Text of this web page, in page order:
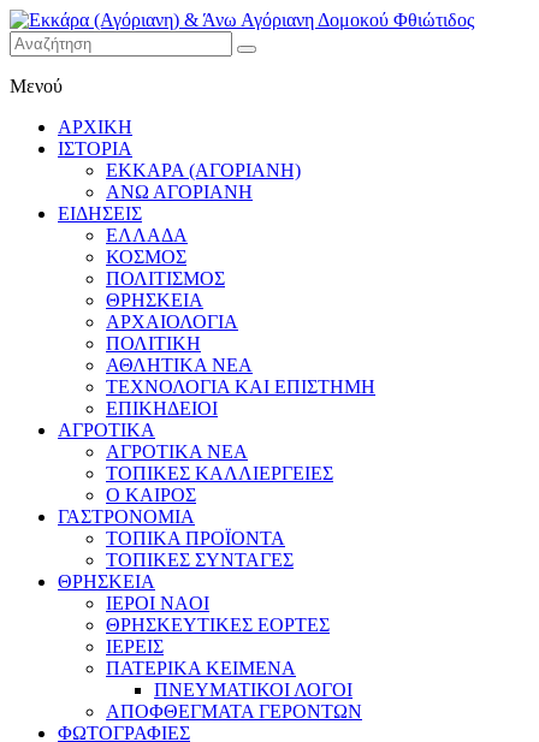
Εκκάρα
(Αγόριανη)
& Άνω
Αγόριανη
Δομοκού
Φθιώτιδος
Μενού
ΑΡΧΙΚΗ
ΙΣΤΟΡΙΑ
ΕΚΚΑΡΑ (ΑΓΟΡΙΑΝΗ)
ΑΝΩ ΑΓΟΡΙΑΝΗ
ΕΙΔΗΣΕΙΣ
ΕΛΛΑΔΑ
ΚΟΣΜΟΣ
ΠΟΛΙΤΙΣΜΟΣ
ΘΡΗΣΚΕΙΑ
ΑΡΧΑΙΟΛΟΓΙΑ
ΠΟΛΙΤΙΚΗ
ΑΘΛΗΤΙΚΑ ΝΕΑ
ΤΕΧΝΟΛΟΓΙΑ ΚΑΙ ΕΠΙΣΤΗΜΗ
ΕΠΙΚΗΔΕΙΟΙ
ΑΓΡΟΤΙΚΑ
ΑΓΡΟΤΙΚΑ ΝΕΑ
ΤΟΠΙΚΕΣ ΚΑΛΛΙΕΡΓΕΙΕΣ
Ο ΚΑΙΡΟΣ
ΓΑΣΤΡΟΝΟΜΙΑ
ΤΟΠΙΚΑ ΠΡΟΪΟΝΤΑ
ΤΟΠΙΚΕΣ ΣΥΝΤΑΓΕΣ
ΘΡΗΣΚΕΙΑ
IEPOI NAOI
ΘΡΗΣΚΕΥΤΙΚΕΣ ΕΟΡΤΕΣ
ΙΕΡΕΙΣ
ΠΑΤΕΡΙΚΑ ΚΕΙΜΕΝΑ
ΠΝΕΥΜΑΤΙΚΟΙ ΛΟΓΟΙ
ΑΠΟΦΘΕΓΜΑΤΑ ΓΕΡΟΝΤΩΝ
ΦΩΤΟΓΡΑΦΙΕΣ